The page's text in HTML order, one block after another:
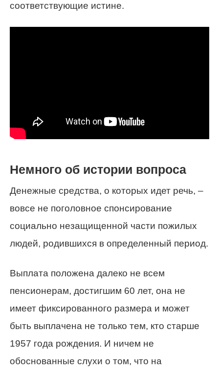
соответствующие истине.
Немного об истории вопроса
Денежные средства, о которых идет речь, –
вовсе не поголовное спонсирование
социально незащищенной части пожилых
людей, родившихся в определенный период.
Выплата положена далеко не всем
пенсионерам, достигшим 60 лет, она не
имеет фиксированного размера и может
быть выплачена не только тем, кто старше
1957 года рождения. И ничем не
обоснованные слухи о том, что на